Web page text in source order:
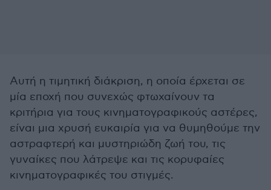
Αυτή η τιμητική διάκριση, η οποία έρχεται σε
μία εποχή που συνεχώς φτωχαίνουν τα
κριτήρια για τους κινηματογραφικούς αστέρες,
είναι μια χρυσή ευκαιρία για να θυμηθούμε την
αστραφτερή και μυστηριώδη ζωή του, τις
γυναίκες που λάτρεψε και τις κορυφαίες
κινηματογραφικές του στιγμές.